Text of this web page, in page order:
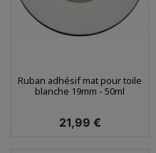
Ruban adhésif mat pour toile
blanche 19mm - 50ml
Prix
21,99 €